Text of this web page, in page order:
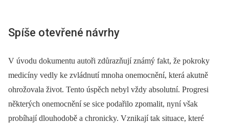
Spíše otevřené návrhy
V úvodu dokumentu autoři zdůrazňují známý fakt, že pokroky
medicíny vedly ke zvládnutí mnoha onemocnění, která akutně
ohrožovala život. Tento úspěch nebyl vždy absolutní. Progresi
některých onemocnění se sice podařilo zpomalit, nyní však
probíhají dlouhodobě a chronicky. Vznikají tak situace, které